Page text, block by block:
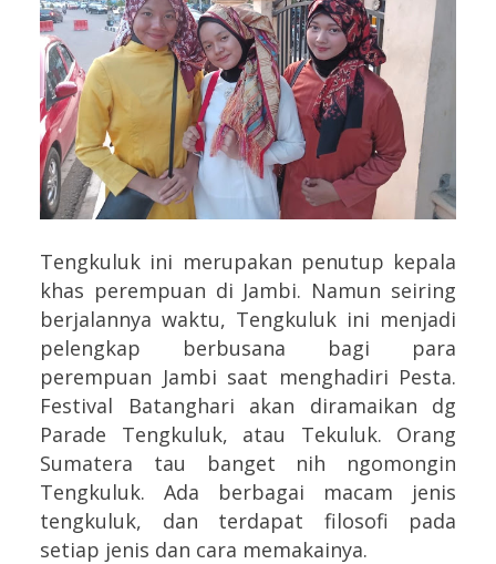
Tengkuluk ini merupakan penutup kepala
khas perempuan di Jambi. Namun seiring
berjalannya waktu, Tengkuluk ini menjadi
pelengkap berbusana bagi para
perempuan Jambi saat menghadiri Pesta.
Festival Batanghari akan diramaikan dg
Parade Tengkuluk, atau Tekuluk. Orang
Sumatera tau banget nih ngomongin
Tengkuluk. Ada berbagai macam jenis
tengkuluk, dan terdapat filosofi pada
setiap jenis dan cara memakainya.